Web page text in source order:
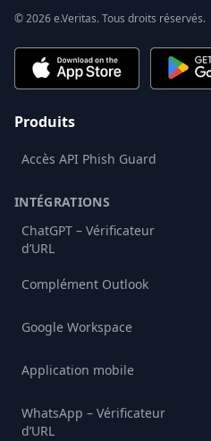
© 2026 e.Veritas. Tous droits réservés.
Produits
Accès API Phish Guard
INTÉGRATIONS
ChatGPT – Vérificateur
d’URL
Complément Outlook
Google Workspace
Application mobile
WhatsApp – Vérificateur
d’URL